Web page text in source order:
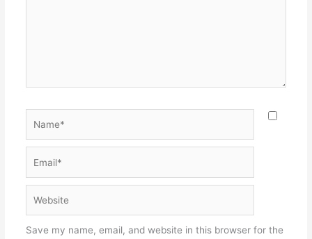
Save my name, email, and website in this browser for the